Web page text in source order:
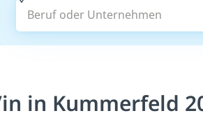
in Kummerfeld